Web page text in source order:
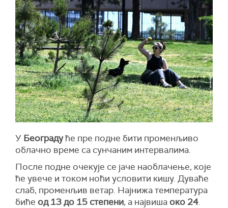
У Београдуће пре подне бити променљиво
облачно време са сунчаним интервалима.
После подне очекује се јаче наоблачење, које
ће увече и током ноћи условити кишу. Дуваће
слаб, променљив ветар. Најнижа температура
биће од 13 до 15 степени, а највиша око 24.